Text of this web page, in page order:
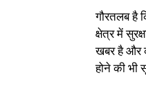
गौरतलब है
क्षेत्र में
खबर है और
होने की भी